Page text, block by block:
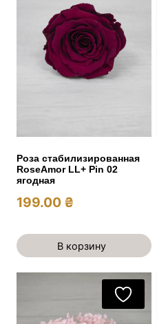
Роза стабилизированная
RoseAmor LL+ Pin 02
ягодная
199.00 ₴
В корзину